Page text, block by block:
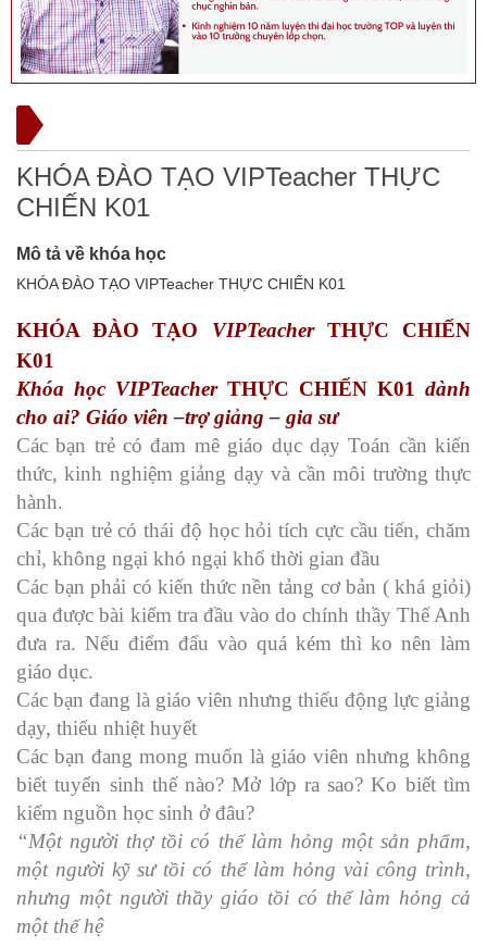
KHÓA ĐÀO TẠO VIPTeacher THỰC
CHIẾN K01
Mô tả về khóa học
KHÓA ĐÀO TẠO VIPTeacher THỰC CHIẾN K01
KHÓA ĐÀO TẠO VIPTeacher THỰC CHIẾN
K01
Khóa học VIPTeacher THỰC CHIẾN K01 dành
cho ai? Giáo viên –trợ giảng – gia sư
Các bạn trẻ có đam mê giáo dục dạy Toán cần kiến
thức, kinh nghiệm giảng dạy và cần môi trường thực
hành.
Các bạn trẻ có thái độ học hỏi tích cực cầu tiến, chăm
chỉ, không ngại khó ngại khổ thời gian đầu
Các bạn phải có kiến thức nền tảng cơ bản ( khá giỏi)
qua được bài kiểm tra đầu vào do chính thầy Thế Anh
đưa ra. Nếu điểm đẩu vào quá kém thì ko nên làm
giáo dục.
Các bạn đang là giáo viên nhưng thiếu động lực giảng
dạy, thiếu nhiệt huyết
Các bạn đang mong muốn là giáo viên nhưng không
biết tuyển sinh thế nào? Mở lớp ra sao? Ko biết tìm
kiếm nguồn học sinh ở đâu?
“Một người thợ tồi có thể làm hỏng một sản phẩm,
một người kỹ sư tồi có thể làm hỏng vài công trình,
nhưng một người thầy giáo tồi có thể làm hỏng cả
một thế hệ